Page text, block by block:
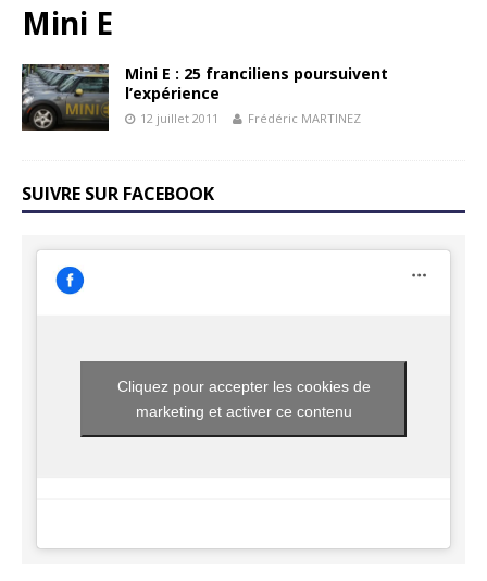
Mini E
Mini E : 25 franciliens poursuivent
l’expérience
12 juillet 2011 Frédéric MARTINEZ
SUIVRE SUR FACEBOOK
Cliquez pour accepter les cookies de
marketing et activer ce contenu